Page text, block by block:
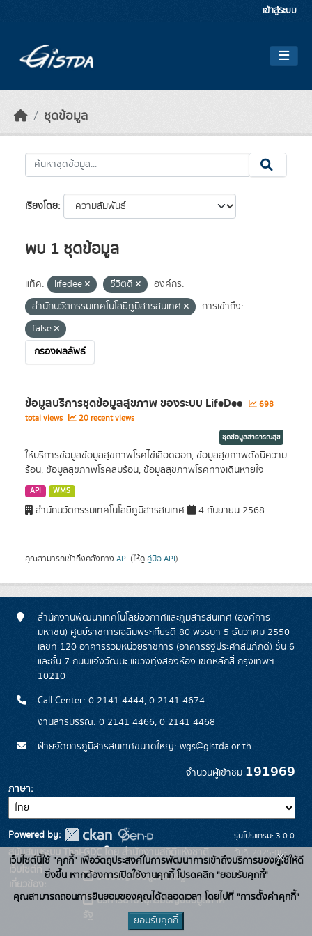
เข้าสู่ระบบ
ชุดข้อมูล
เรียงโดย
พบ 1 ชุดข้อมูล
แท็ค: lifedee ชีวิตดี
องค์กร:
สำนักนวัตกรรมเทคโนโลยีภูมิสารสนเทศ
การเข้าถึง:
false
กรองผลลัพธ์
ข้อมูลบริการชุดข้อมูลสุขภาพ ของระบบ LifeDee
698
total views
20 recent views
ชุดข้อมูลสาธารณสุข
ให้บริการข้อมูลข้อมูลสุขภาพโรคไข้เลือดออก, ข้อมูลสุขภาพดัชนีความ
ร้อน, ข้อมูลสุขภาพโรคลมร้อน, ข้อมูลสุขภาพโรคทางเดินหายใจ
API WMS
สำนักนวัตกรรมเทคโนโลยีภูมิสารสนเทศ 4 กันยายน 2568
คุณสามารถเข้าถึงคลังทาง API (ให้ดู คู่มือ API).
สำนักงานพัฒนาเทคโนโลยีอวกาศและภูมิสารสนเทศ (องค์การ
มหาชน) ศูนย์ราชการเฉลิมพระเกียรติ 80 พรรษา 5 ธันวาคม 2550
เลขที่ 120 อาคารรวมหน่วยราชการ (อาคารรัฐประศาสนภักดี) ชั้น 6
และชั้น 7 ถนนแจ้งวัฒนะ แขวงทุ่งสองห้อง เขตหลักสี่ กรุงเทพฯ
10210
Call Center: 0 2141 4444, 0 2141 4674
งานสารบรรณ: 0 2141 4466, 0 2141 4468
ฝ่ายจัดการภูมิสารสนเทศขนาดใหญ่: wgs@gistda.or.th
จำนวนผู้เข้าชม 191969
ภาษา
Powered by:
สนับสนุนระบบ Thai-GDC โดย สำนักงานสถิติแห่งชาติ
เว็บไซต์ที่
เกี่ยวข้อง:
ระบบบัญชีข้อมูลภาครัฐ
บริการนามานุกรมบัญชีข้อมูลภาค
รุ่นโปรแกรม: 3.0.0
วันที่: 2025-06-
26
เว็บไซต์นี้ใช้ "คุกกี้" เพื่อวัตถุประสงค์ในการพัฒนาการเข้าถึงบริการของผู้ใช้ให้ดี
ยิ่งขึ้น หากต้องการเปิดใช้งานคุกกี้ โปรดคลิก "ยอมรับคุกกี้"
คุณสามารถถอนการยินยอมของคุณได้ตลอดเวลา โดยไปที่ "การตั้งค่าคุกกี้"
ยอมรับคุกกี้
x